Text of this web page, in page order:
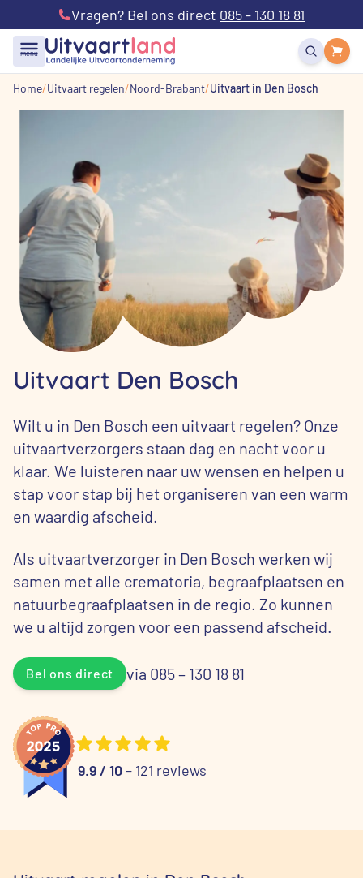
Vragen? Bel ons direct 085 - 130 18 81
menu
Home Uitvaart regelen Noord-Brabant Uitvaart in Den Bosch
Uitvaart Den Bosch
Wilt u in Den Bosch een uitvaart regelen? Onze
uitvaartverzorgers staan dag en nacht voor u
klaar. We luisteren naar uw wensen en helpen u
stap voor stap bij het organiseren van een warm
en waardig afscheid.
Als uitvaartverzorger in Den Bosch werken wij
samen met alle crematoria, begraafplaatsen en
natuurbegraafplaatsen in de regio. Zo kunnen
we u altijd zorgen voor een passend afscheid.
Bel ons direct via 085 – 130 18 81
9.9 / 10– 121 reviews